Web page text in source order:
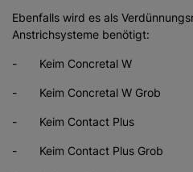
Ebenfalls wird es als
Anstrichsysteme benötigt:
- Keim Concretal W
- Keim Concretal W Grob
- Keim Contact Plus
- Keim Contact Plus Grob